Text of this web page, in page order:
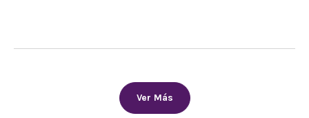
Ver Más